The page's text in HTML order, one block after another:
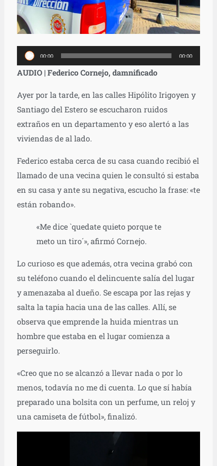
Reproductor
de
00:00 00:00
AUDIO| Federico Cornejo, damnificado
Ayer por la tarde, en las calles Hipólito Irigoyen y
Santiago del Estero se escucharon ruidos
extraños en un departamento y eso alertó a las
viviendas de al lado.
Federico estaba cerca de su casa cuando recibió el
llamado de una vecina quien le consultó si estaba
en su casa y ante su negativa, escucho la frase: «te
están robando».
«Me dice `quedate quieto porque te
meto un tiro´», afirmó Cornejo.
Lo curioso es que además, otra vecina grabó con
su teléfono cuando el delincuente salía del lugar
y amenazaba al dueño. Se escapa por las rejas y
salta la tapia hacia una de las calles. Allí, se
observa que emprende la huida mientras un
hombre que estaba en el lugar comienza a
perseguirlo.
«Creo que no se alcanzó a llevar nada o por lo
menos, todavía no me di cuenta. Lo que sí había
preparado una bolsita con un perfume, un reloj y
una camiseta de fútbol», finalizó.